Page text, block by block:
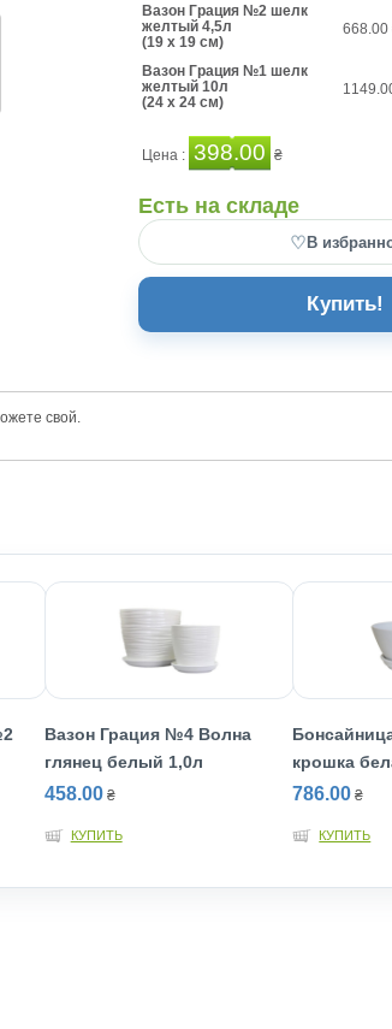
Вазон Грация №2 шелк
желтый 4,5л
(19 x 19 см)
668.00
Вазон Грация №1 шелк
желтый 10л
(24 x 24 см)
Цена : 398.00 ₴
Есть на складе
♡В
Купить!
свой.
Вазон Грация №4 Волна
глянец белый 1,0л
458.00 ₴
КУПИТЬ
крошка
786.00 ₴
КУПИТЬ